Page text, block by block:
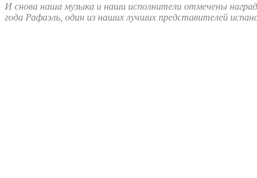
И снова наша музыка и наши исполнители отмечены
года Рафаэль, один из наших лучших представителей